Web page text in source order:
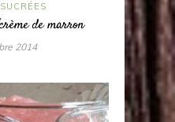
de marron
2014